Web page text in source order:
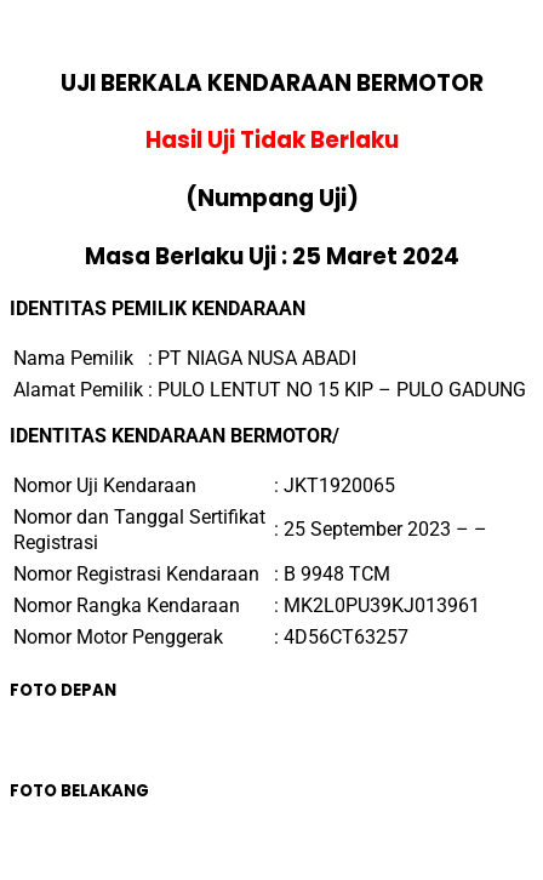
UJI BERKALA KENDARAAN BERMOTOR
Hasil Uji Tidak Berlaku
(Numpang Uji)
Masa Berlaku Uji : 25 Maret 2024
IDENTITAS PEMILIK KENDARAAN
Nama Pemilik : PT NIAGA NUSA ABADI
Alamat Pemilik : PULO LENTUT NO 15 KIP – PULO GADUNG
IDENTITAS KENDARAAN BERMOTOR/
Nomor Uji Kendaraan : JKT1920065
Nomor dan Tanggal Sertifikat
Registrasi
: 25 September 2023 – –
Nomor Registrasi Kendaraan
: B 9948 TCM
Nomor Rangka Kendaraan
: MK2L0PU39KJ013961
Nomor Motor Penggerak
: 4D56CT63257
FOTO DEPAN
FOTO BELAKANG